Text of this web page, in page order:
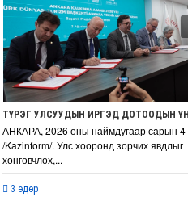
ӨЛГИЙДӨН АВЧЭЭ
ТҮРЭГ УЛСУУДЫН ИРГЭД ДОТООДЫН
АНКАРА, 2026 оны наймдугаар сарын 4
/Kazinform/. Улс хооронд зорчих явдлыг
хөнгөвчлөх,...
3 өдөр